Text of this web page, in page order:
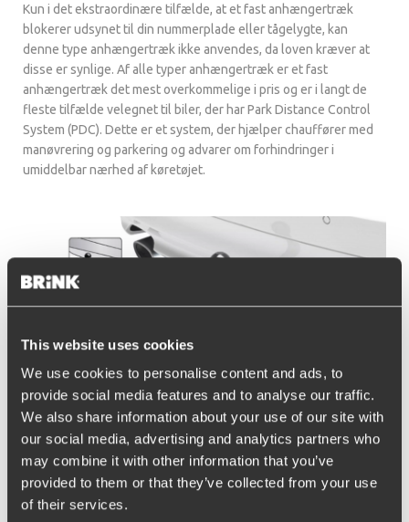
This website uses cookies
We use cookies to personalise content and ads, to
provide social media features and to analyse our traffic.
We also share information about your use of our site with
our social media, advertising and analytics partners who
may combine it with other information that you’ve
provided to them or that they’ve collected from your use
of their services.
Kun i det ekstraordinære tilfælde, at et fast anhængertræk
blokerer udsynet til din nummerplade eller tågelygte, kan
denne type anhængertræk ikke anvendes, da loven kræver at
disse er synlige. Af alle typer anhængertræk er et fast
anhængertræk det mest overkommelige i pris og er i langt de
fleste tilfælde velegnet til biler, der har Park Distance Control
System (PDC). Dette er et system, der hjælper chauffører med
manøvrering og parkering og advarer om forhindringer i
umiddelbar nærhed af køretøjet.
Fordele ved fast
anhængertræk
Vedligeholdelsesfri
Holder hele bilens levetid